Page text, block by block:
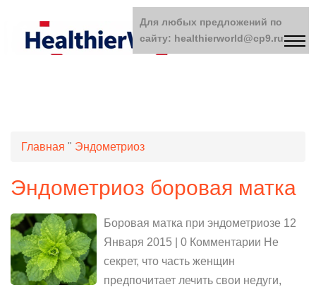
Главная " Эндометриоз
Эндометриоз боровая матка
Боровая матка при эндометриозе 12
Января 2015 | 0 Комментарии Не
секрет, что часть женщин
предпочитает лечить свои недуги,
Для любых предложений по
сайту: healthierworld@cp9.ru